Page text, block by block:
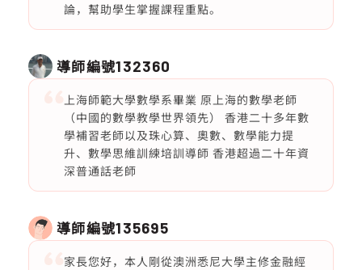
論，幫助學生掌握課程重點。
導師編號132360
上海師範大學數學系畢業 原上海的數學老師
（中國的數學教學世界領先） 香港二十多年數
學補習老師以及珠心算、奧數、數學能力提
升、數學思維訓練培訓導師 香港超過二十年資
深普通話老師
導師編號135695
家長您好，本人剛從澳洲悉尼大學主修金融經